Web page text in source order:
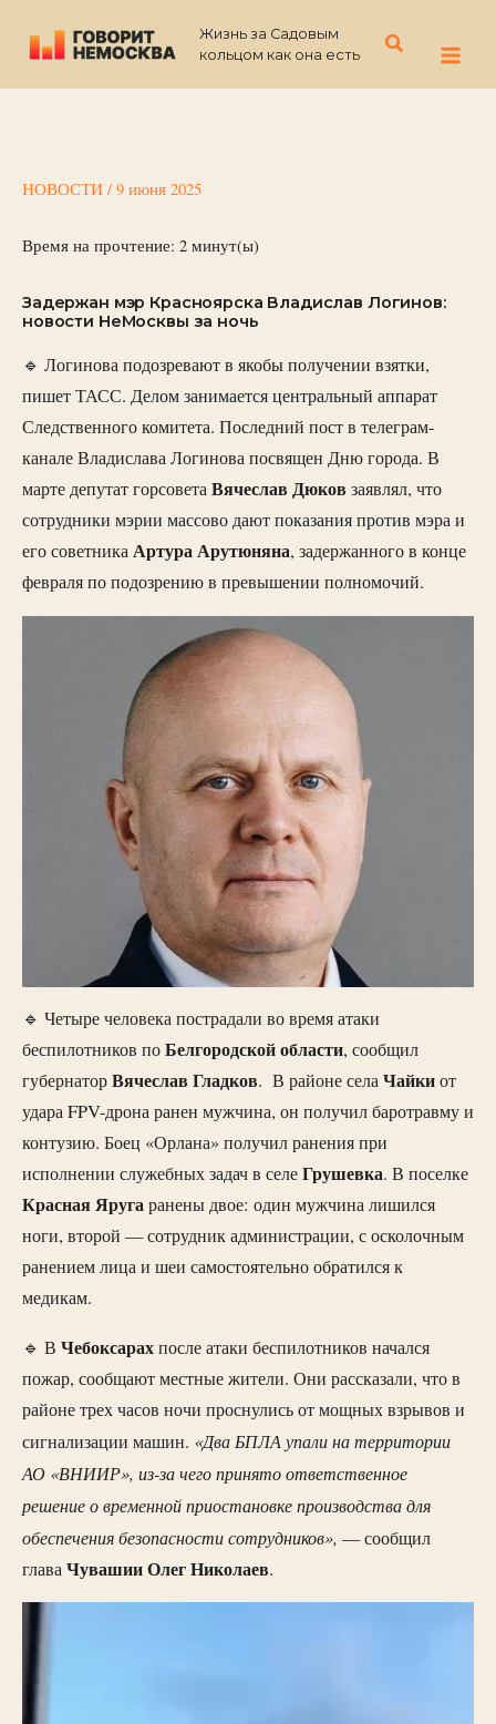
содержимому
Жизнь за Садовым
кольцом как она есть
Поиск
НОВОСТИ / 9 июня 2025
Время на прочтение: 2 минут(ы)
Задержан мэр Красноярска Владислав Логинов:
новости НеМосквы за ночь
🔹 Логинова подозревают в якобы получении взятки,
пишет ТАСС. Делом занимается центральный аппарат
Следственного комитета. Последний пост в телеграм-
канале Владислава Логинова посвящен Дню города. В
марте депутат горсоветаВячеслав Дюков заявлял, что
сотрудники мэрии массово дают показания против мэра и
его советникаАртура Арутюняна, задержанного в конце
февраля по подозрению в превышении полномочий.
🔹 Четыре человека пострадали во время атаки
беспилотников поБелгородской области, сообщил
губернаторВячеслав Гладков. В районе селаЧайкиот
удара FPV-дрона ранен мужчина, он получил баротравму и
контузию. Боец «Орлана» получил ранения при
исполнении служебных задач в селеГрушевка. В поселке
Красная Яругаранены двое: один мужчина лишился
ноги, второй — сотрудник администрации, с осколочным
ранением лица и шеи самостоятельно обратился к
медикам.
🔹 В Чебоксарахпосле атаки беспилотников начался
пожар, сообщают местные жители. Они рассказали, что в
районе трех часов ночи проснулись от мощных взрывов и
сигнализации машин. «Два БПЛА упали на территории
АО «ВНИИР», из-за чего принято ответственное
решение о временной приостановке производства для
обеспечения безопасности сотрудников», — сообщил
главаЧувашии Олег Николаев.